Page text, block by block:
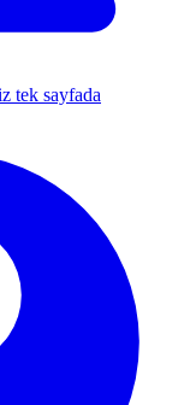
tek sayfada